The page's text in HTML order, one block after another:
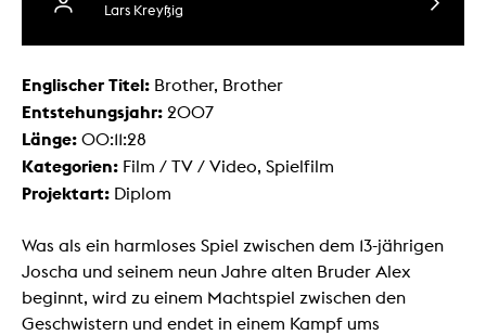
Lars Kreyßig
Englischer Titel: Brother, Brother
Entstehungsjahr: 2007
Länge: 00:11:28
Kategorien: Film / TV / Video, Spielfilm
Projektart: Diplom
Was als ein harmloses Spiel zwischen dem 13-jährigen
Joscha und seinem neun Jahre alten Bruder Alex
beginnt, wird zu einem Machtspiel zwischen den
Geschwistern und endet in einem Kampf ums